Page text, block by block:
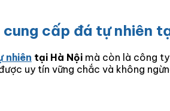
cấp đá tự nhiên
nhiên tại Hà Nộimà còn là công ty
uy tín vững chắc và không